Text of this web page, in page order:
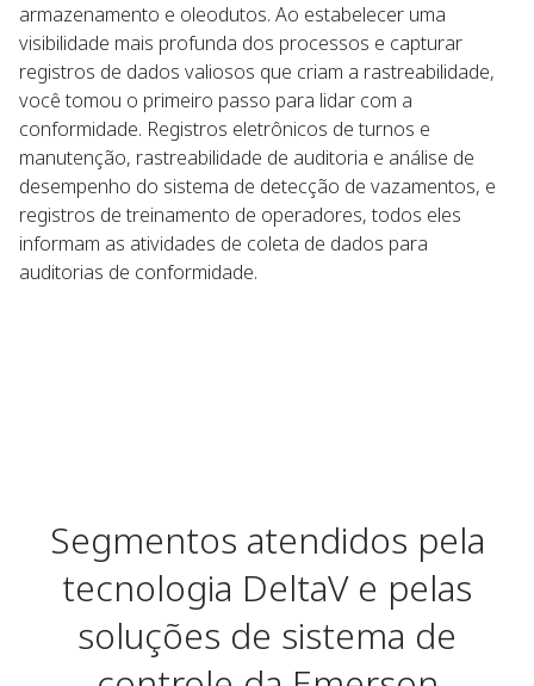
armazenamento e oleodutos. Ao estabelecer uma
visibilidade mais profunda dos processos e capturar
registros de dados valiosos que criam a rastreabilidade,
você tomou o primeiro passo para lidar com a
conformidade. Registros eletrônicos de turnos e
manutenção, rastreabilidade de auditoria e análise de
desempenho do sistema de detecção de vazamentos, e
registros de treinamento de operadores, todos eles
informam as atividades de coleta de dados para
auditorias de conformidade.
Segmentos atendidos pela
tecnologia DeltaV e pelas
soluções de sistema de